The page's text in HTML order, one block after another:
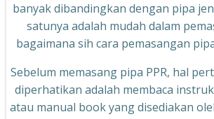
banyak dibandingkan dengan pipa
satunya adalah mudah dalam
bagaimana sih cara pemasangan
Sebelum memasang pipa PPR, hal
diperhatikan adalah membaca
atau manual book yang disediakan